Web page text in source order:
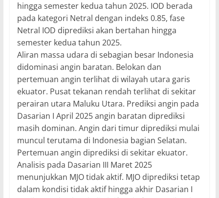
hingga semester kedua tahun 2025. IOD berada
pada kategori Netral dengan indeks 0.85, fase
Netral IOD diprediksi akan bertahan hingga
semester kedua tahun 2025.
Aliran massa udara di sebagian besar Indonesia
didominasi angin baratan. Belokan dan
pertemuan angin terlihat di wilayah utara garis
ekuator. Pusat tekanan rendah terlihat di sekitar
perairan utara Maluku Utara. Prediksi angin pada
Dasarian I April 2025 angin baratan diprediksi
masih dominan. Angin dari timur diprediksi mulai
muncul terutama di Indonesia bagian Selatan.
Pertemuan angin diprediksi di sekitar ekuator.
Analisis pada Dasarian III Maret 2025
menunjukkan MJO tidak aktif. MJO diprediksi tetap
dalam kondisi tidak aktif hingga akhir Dasarian I